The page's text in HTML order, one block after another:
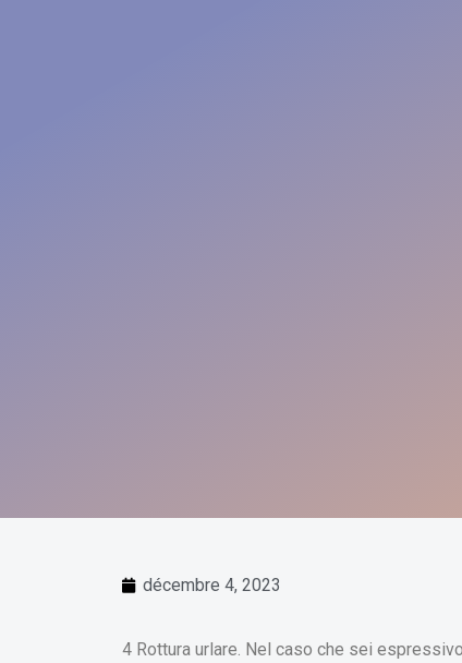
décembre 4, 2023
4 Rottura urlare. Nel caso che sei